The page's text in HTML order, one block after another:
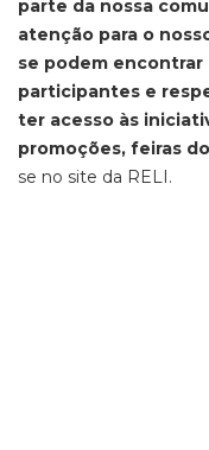
parte da nossa
atenção para o
se podem
participantes e
ter acesso às
promoções, feiras
se no site da RELI.